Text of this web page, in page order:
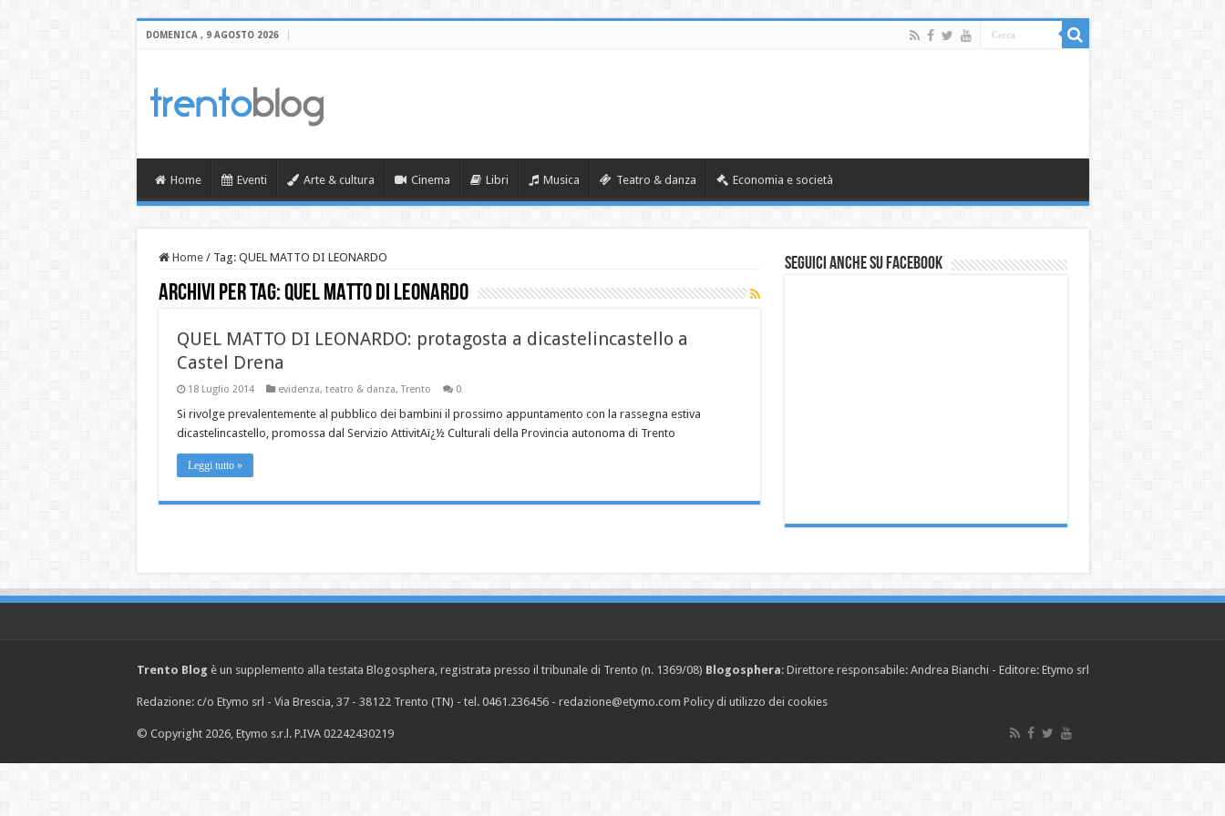
DOMENICA , 9 AGOSTO 2026
Home Eventi Arte & cultura Cinema Libri Musica Teatro & danza Economia e società
Home / Tag: QUEL MATTO DI LEONARDO
Archivi per tag:QUEL MATTO DI LEONARDO
QUEL MATTO DI LEONARDO: protagosta a dicastelincastello a
Castel Drena
18 Luglio 2014 evidenza, teatro & danza,Trento 0
Si rivolge prevalentemente al pubblico dei bambini il prossimo appuntamento con la rassegna estiva
dicastelincastello, promossa dal Servizio AttivitAï¿½ Culturali della Provincia autonoma di Trento
Leggi tutto »
Seguici anche su Facebook
Trento Blog è un supplemento alla testata Blogosphera, registrata presso il tribunale di Trento (n. 1369/08) Blogosphera: Direttore responsabile: Andrea Bianchi - Editore: Etymo srl
Redazione: c/o Etymo srl - Via Brescia, 37 - 38122 Trento (TN) - tel. 0461.236456 - redazione@etymo.com Policy di utilizzo dei cookies
© Copyright 2026, Etymo s.r.l. P.IVA 02242430219